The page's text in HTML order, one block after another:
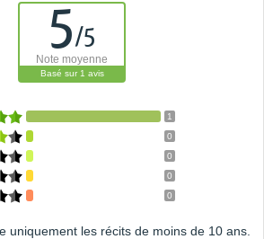
5/5
Note moyenne
Basé sur 1 avis
1
0
0
0
0
uniquement les récits de moins de 10 ans.